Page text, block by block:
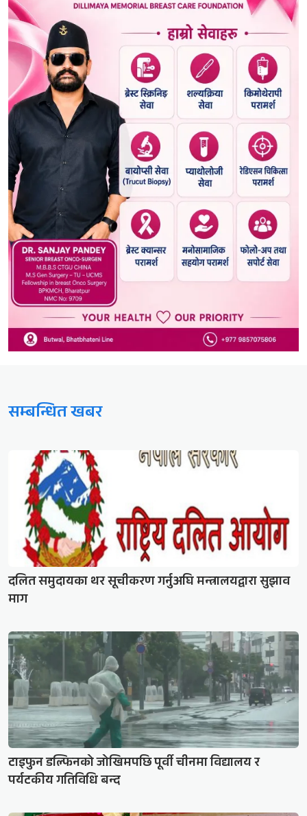
सम्बन्धित खबर
दलित समुदायका थर सूचीकरण गर्नुअघि मन्त्रालयद्वारा सुझाव
माग
टाइफुन डल्फिनको जोखिमपछि पूर्वी चीनमा विद्यालय र
पर्यटकीय गतिविधि बन्द